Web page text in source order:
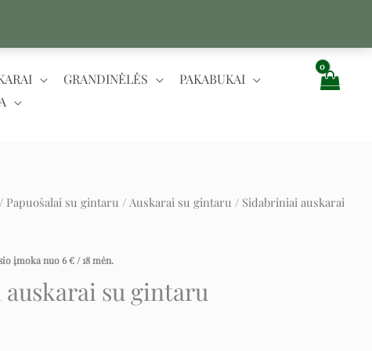
GRANDINĖLĖS
PAKABUKAI
/ Papuošalai su gintaru / Auskarai su gintaru / Sidabriniai auskarai
įmoka nuo6€/ 18 mėn.
su gintaru